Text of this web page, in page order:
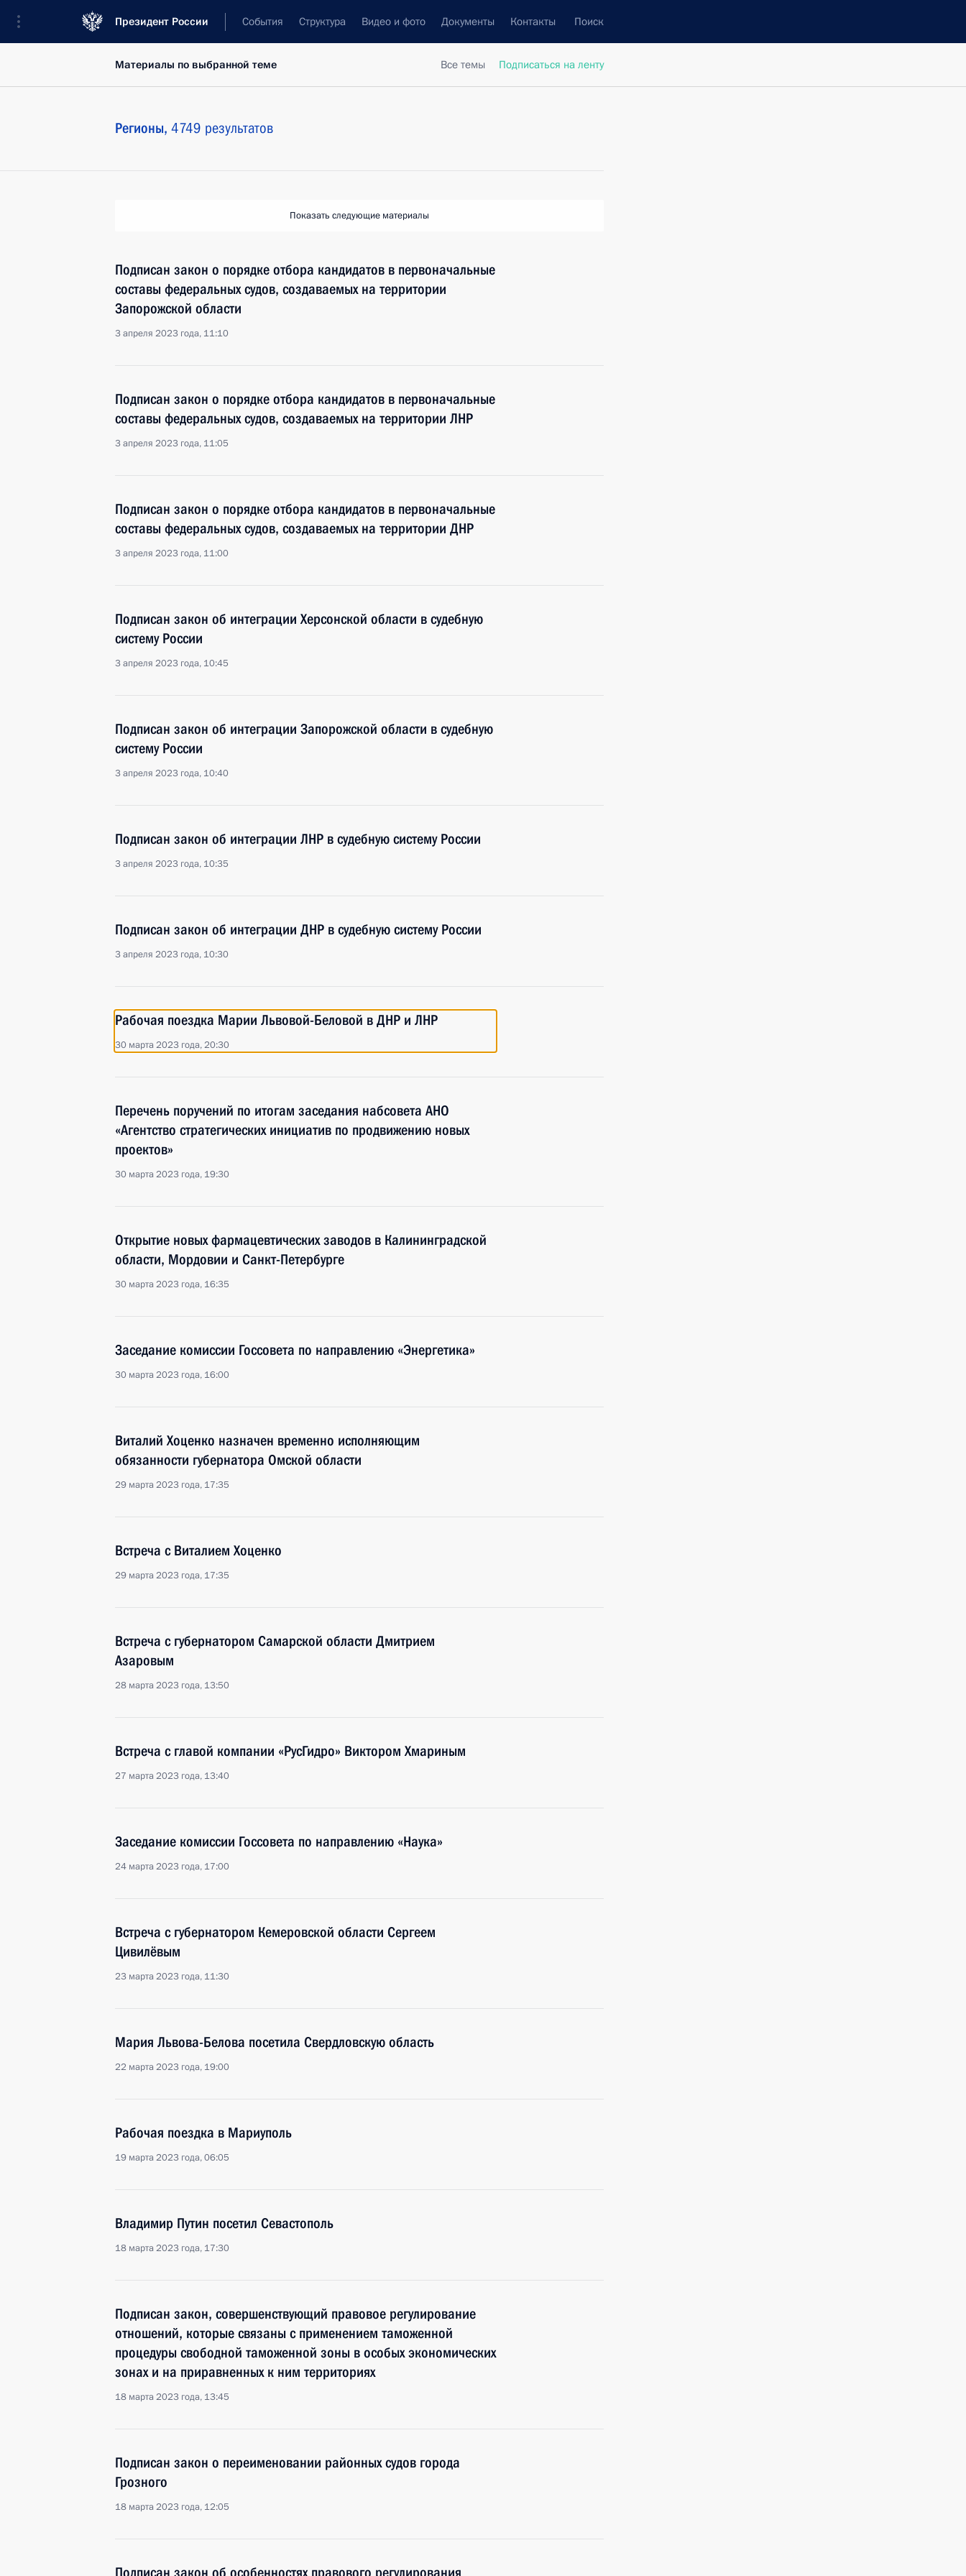
Президент России События Структура Видео и фото Документы Контакты Поиск
Все темы Подписаться на ленту
Материалы по выбранной теме
Регионы, 4749 результатов
Показать следующие материалы
Подписан закон о порядке отбора кандидатов в первоначальные
составы федеральных судов, создаваемых на территории
Запорожской области
3 апреля 2023 года, 11:10
Подписан закон о порядке отбора кандидатов в первоначальные
составы федеральных судов, создаваемых на территории ЛНР
3 апреля 2023 года, 11:05
Подписан закон о порядке отбора кандидатов в первоначальные
составы федеральных судов, создаваемых на территории ДНР
3 апреля 2023 года, 11:00
Подписан закон об интеграции Херсонской области в судебную
систему России
3 апреля 2023 года, 10:45
Подписан закон об интеграции Запорожской области в судебную
систему России
3 апреля 2023 года, 10:40
Подписан закон об интеграции ЛНР в судебную систему России
3 апреля 2023 года, 10:35
Подписан закон об интеграции ДНР в судебную систему России
3 апреля 2023 года, 10:30
Рабочая поездка Марии Львовой-Беловой в ДНР и ЛНР
30 марта 2023 года, 20:30
Перечень поручений по итогам заседания набсовета АНО
«Агентство стратегических инициатив по продвижению новых
проектов»
30 марта 2023 года, 19:30
Открытие новых фармацевтических заводов в Калининградской
области, Мордовии и Санкт-Петербурге
30 марта 2023 года, 16:35
Заседание комиссии Госсовета по направлению «Энергетика»
30 марта 2023 года, 16:00
Виталий Хоценко назначен временно исполняющим
обязанности губернатора Омской области
29 марта 2023 года, 17:35
Встреча с Виталием Хоценко
29 марта 2023 года, 17:35
Встреча с губернатором Самарской области Дмитрием
Азаровым
28 марта 2023 года, 13:50
Встреча с главой компании «РусГидро» Виктором Хмариным
27 марта 2023 года, 13:40
Заседание комиссии Госсовета по направлению «Наука»
24 марта 2023 года, 17:00
Встреча с губернатором Кемеровской области Сергеем
Цивилёвым
23 марта 2023 года, 11:30
Мария Львова-Белова посетила Свердловскую область
22 марта 2023 года, 19:00
Рабочая поездка в Мариуполь
19 марта 2023 года, 06:05
Владимир Путин посетил Севастополь
18 марта 2023 года, 17:30
Подписан закон, совершенствующий правовое регулирование
отношений, которые связаны с применением таможенной
процедуры свободной таможенной зоны в особых экономических
зонах и на приравненных к ним территориях
18 марта 2023 года, 13:45
Подписан закон о переименовании районных судов города
Грозного
18 марта 2023 года, 12:05
Подписан закон об особенностях правового регулирования